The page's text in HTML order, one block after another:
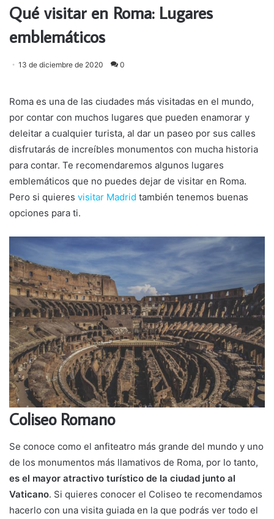
Qué visitar en Roma: Lugares
emblemáticos
13 de diciembre de 2020 0
Roma es una de las ciudades más visitadas en el mundo,
por contar con muchos lugares que pueden enamorar y
deleitar a cualquier turista, al dar un paseo por sus calles
disfrutarás de increíbles monumentos con mucha historia
para contar. Te recomendaremos algunos lugares
emblemáticos que no puedes dejar de visitar en Roma.
Pero si quieres visitar Madrid también tenemos buenas
opciones para ti.
Coliseo Romano
Se conoce como el anfiteatro más grande del mundo y uno
de los monumentos más llamativos de Roma, por lo tanto,
es el mayor atractivo turístico de la ciudad junto al
Vaticano. Si quieres conocer el Coliseo te recomendamos
hacerlo con una visita guiada en la que podrás ver todo el